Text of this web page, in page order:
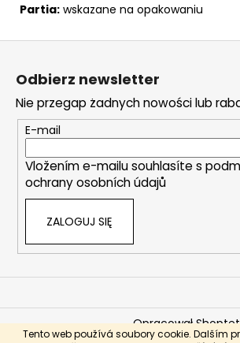
Tento web používá soubory cookie. Dalším
Partia: wskazane na opakowaniu
S
Odbierz newsletter
Nie przegap żadnych nowości lub
E-mail
Vložením e-mailu souhlasíte s
ochrany osobních údajů
ZALOGUJ SIĘ
Opracował Shoptet